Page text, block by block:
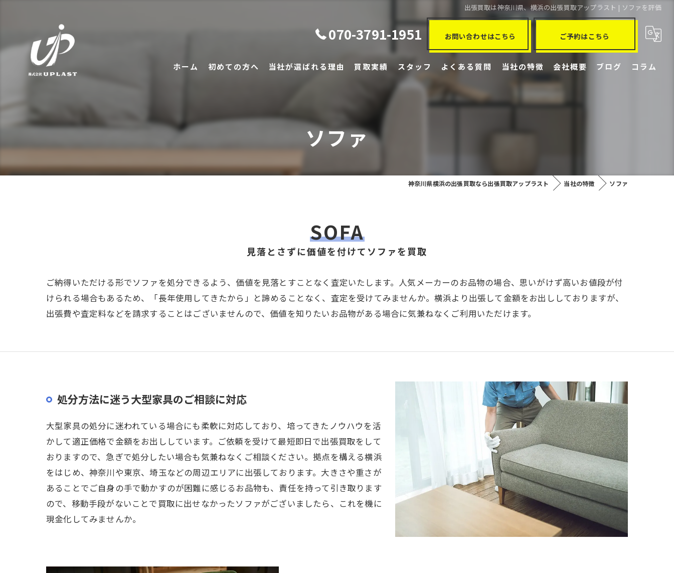
出張買取は神奈川県、横浜の出張買取アップラスト | ソファを評価
070-3791-1951 お問い合わせはこちら ご予約はこちら
ホーム 初めての方へ 当社が選ばれる理由 買取実績
家具・家電
スポーツ・アウトドア用品
スタッフ よくある質問 当社の特徴
冷蔵庫
会社概要 ブログ コラム
ソファ
神奈川県横浜の出張買取なら出張買取アップラスト 当社の特徴 ソファ
見落とさずに価値を付けてソファを買取
SOFA
ご納得いただける形でソファを処分できるよう、価値を見落とすことなく査定いたします。人気メーカーのお品物の場合、思いがけず高いお値段が付
けられる場合もあるため、「長年使用してきたから」と諦めることなく、査定を受けてみませんか。横浜より出張して金額をお出ししておりますが、
出張費や査定料などを請求することはございませんので、価値を知りたいお品物がある場合に気兼ねなくご利用いただけます。
処分方法に迷う大型家具のご相談に対応
大型家具の処分に迷われている場合にも柔軟に対応しており、培ってきたノウハウを活
かして適正価格で金額をお出ししています。ご依頼を受けて最短即日で出張買取をして
おりますので、急ぎで処分したい場合も気兼ねなくご相談ください。拠点を構える横浜
をはじめ、神奈川や東京、埼玉などの周辺エリアに出張しております。大きさや重さが
あることでご自身の手で動かすのが困難に感じるお品物も、責任を持って引き取ります
ので、移動手段がないことで買取に出せなかったソファがございましたら、これを機に
現金化してみませんか。